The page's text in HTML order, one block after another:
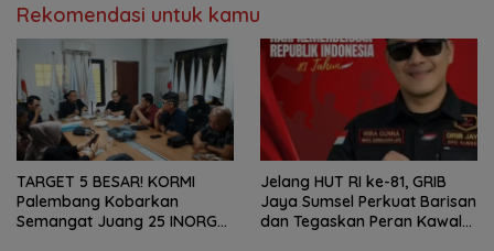
Rekomendasi untuk kamu
TARGET 5 BESAR! KORMI
Palembang Kobarkan
Semangat Juang 25 INORGA
Jelang HUT RI ke-81, GRIB
Jaya Sumsel Perkuat Barisan
dan Tegaskan Peran Kawal